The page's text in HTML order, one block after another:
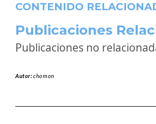
CONTENIDO
Publicaciones
Publicaciones no
Autor:chomon